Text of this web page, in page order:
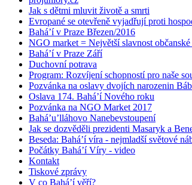
Jak s dětmi mluvit životě a smrti
Evropané se otevřeně vyjadřují proti
Bahá’í v Praze Březen/2016
NGO market = Největší slavnost
Bahá’í v Praze Září
Duchovní potrava
Program: Rozvíjení schopností pro naše
Pozvánka na oslavy dvojích narozenin
Oslava 174. Bahá’í Nového roku
Pozvánka na NGO Market 2017
Bahá’u’lláhovo Nanebevstoupení
Jak se dozvěděli prezidenti Masaryk a
Beseda: Bahá’í víra - nejmladší světové
Počátky Bahá’í Víry - video
Kontakt
Tiskové zprávy
V co Bahá’í věří?